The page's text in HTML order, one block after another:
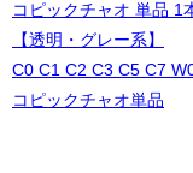
コピックチャオ 単品 1
【透明・グレー系】
C0 C1 C2 C3 C5 C7
コピックチャオ単品